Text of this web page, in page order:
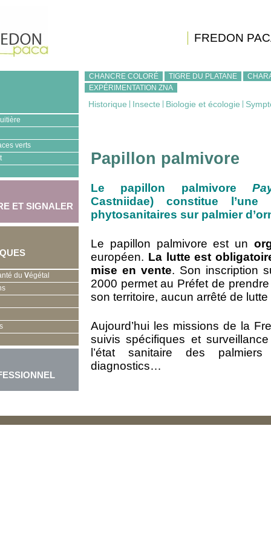
FREDON
verts
ET SIGNALER
du Végétal
CHANCRE COLORÉ TIGRE DU PLATANE
EXPÉRIMENTATION ZNA
Historique Insecte Biologie et écologie
Papillon palmivore
Le papillon palmivore
Castniidae) constitue l’une
phytosanitaires sur palmier
Le papillon palmivore est un
européen. La lutte est
mise en vente. Son inscription
2000 permet au Préfet de
son territoire, aucun arrêté de
Aujourd’hui les missions de la
suivis spécifiques et
l’état sanitaire des
diagnostics…